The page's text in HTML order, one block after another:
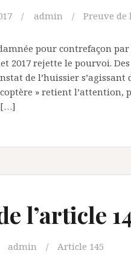
admin Preuve de
pour contrefaçon
2017 rejette le pourvoi.
de l’huissier
» retient l’attention,
[…]
l’article
admin Article 145